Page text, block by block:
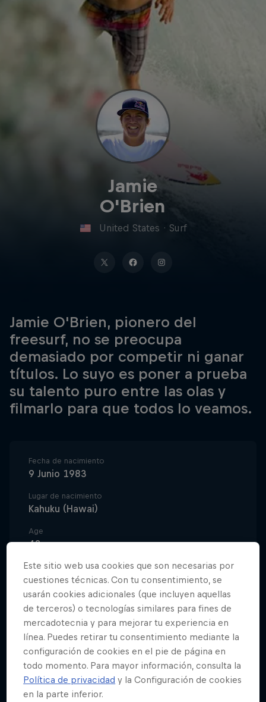
Jamie
O'Brien
United States · Surf
Jamie O'Brien, pionero del
freesurf, no se preocupa
demasiado por competir ni ganar
títulos. Lo suyo es poner a prueba
su talento puro entre las olas y
filmarlo para que todos lo veamos.
Fecha de nacimiento
9 Junio 1983
Lugar de nacimiento
Kahuku (Hawai)
Age
43
Nacionalidad
United States
Surfing
Llegó al mundo del surf en 2004 como invitado al
Pipeline Masters. Tras prometer dedicarse al surf
libre lejos del ASP World Tour, la corona del Pipe
Este sitio web usa cookies que son necesarias por
cuestiones técnicas. Con tu consentimiento, se
usarán cookies adicionales (que incluyen aquellas
de terceros) o tecnologías similares para fines de
mercadotecnia y para mejorar tu experiencia en
línea. Puedes retirar tu consentimiento mediante la
configuración de cookies en el pie de página en
todo momento. Para mayor información, consulta la
Política de privacidad y la Configuración de cookies
en la parte inferior.